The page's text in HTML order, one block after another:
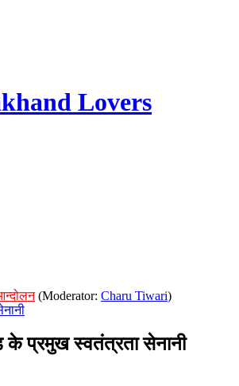
Lovers
(Moderator: Charu Tiwari)
प्रमुख स्वतंत्रता सेनानी